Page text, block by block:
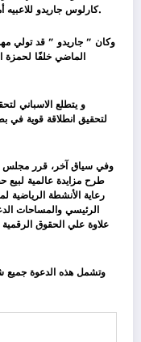
كارلوس جاريدو للاعبيه أمس الجمعة بعد أداء مران قوي فى الفترة الأخيرة.
وكان ” جاريدو ” قد تولي
الماضي خلفًا لحمزة
و يتطلع الاسباني
لتحقيق انطلاقة قوية في
وفي سياق آخر، قرر مجلس
طرح مزايدة عالمية لبيع
رعاية الأنشطة الرياضية
الرئيسي والمساحات
علاوة علي الحقوق
وتشمل هذه الدعوة جميع